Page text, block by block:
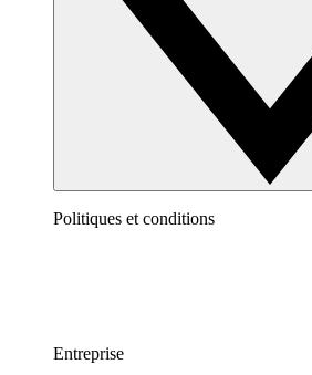
Politiques et conditions
Entreprise